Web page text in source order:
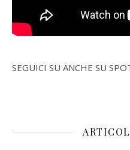
SEGUICI SU ANCHE SU